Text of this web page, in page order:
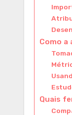
Como a
Quais